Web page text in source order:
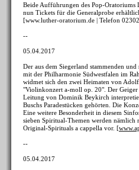
Beide Aufführungen des Pop-
nun Tickets für die Generalprobe
[www.luther-oratorium.de | Telefon
--
05.04.2017
Der aus dem Siegerland stammenden
mit der Philharmonie Südwestfalen im
widmet sich den zwei Heimaten von
"Violinkonzert a-moll op. 20". Der
Leitung von Dominik Beykirch
Buschs Paradestücken gehörten. Die
Eine weitere Besonderheit in diesem
sieben Spiritual-Themen werden nämlich
Original-Spirituals a cappella vor. [
--
05.04.2017